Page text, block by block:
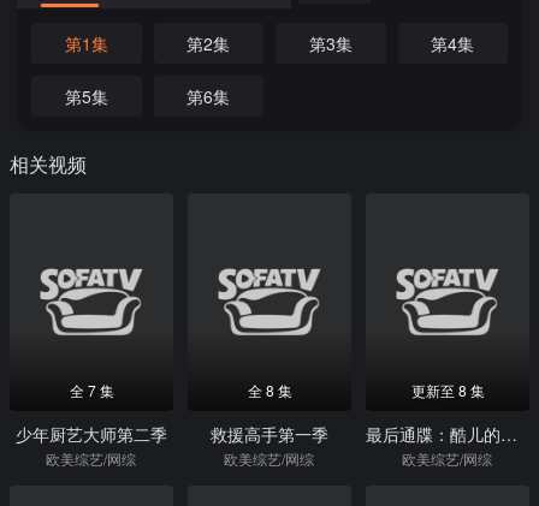
第1集 第2集 第3集 第4集
第5集 第6集
相关视频
全 7 集
少年厨艺大师第二季
欧美综艺/网综
全 8 集
救援高手第一季
欧美综艺/网综
更新至 8 集
最后通牒：酷儿的爱第一季
欧美综艺/网综